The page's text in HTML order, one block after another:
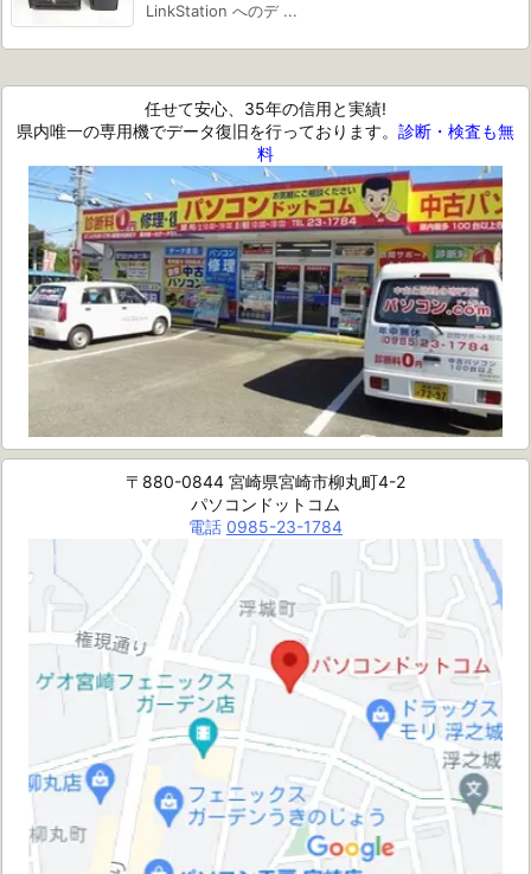
LinkStation へのデ ...
任せて安心、35年の信用と実績!
県内唯一の専用機でデータ復旧を行っております。 診断・検査も無
料
〒880-0844 宮崎県宮崎市柳丸町4-2
パソコンドットコム
電話 0985-23-1784